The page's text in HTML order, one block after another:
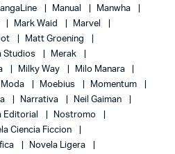
Manual
Manwha
Mark Waid
Marvel
Matt Groening
Studios
Merak
Milky Way
Milo Manara
Moda Moebius
Momentum
Narrativa
Neil Gaiman
Editorial
Nostromo
Ciencia Ficcion
Novela Ligera